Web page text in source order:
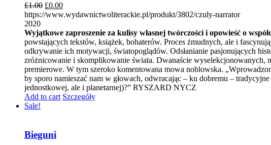
£1.00 £0.00
https://www.wydawnictwoliterackie.pl/produkt/3802/czuly-narrator
2020
Wyjątkowe zaproszenie za kulisy własnej twórczości i opowieść o
powstających tekstów, książek, bohaterów. Proces żmudnych, ale i
odkrywanie ich motywacji, światopoglądów. Odsłanianie pasjonujących
zróżnicowanie i skomplikowanie świata. Dwanaście
premierowe. W tym szeroko komentowana mowa noblowska.
by sporo namieszać nam w głowach, odwracając – ku dobremu –
jednostkowej, ale i planetarnej)?” RYSZARD NYCZ
Add to cart Szczegóły
Sale!
Bieguni